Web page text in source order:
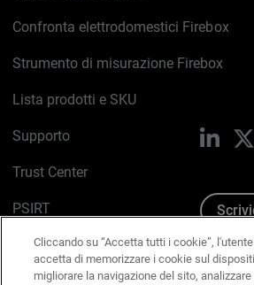
Confronta elettrodomestici Firebox
Strumento di misurazione Firebox
Lista prodotti e SKU
Supporto
Trust Center
PSIRT
Politica sui cookie
Informativa sulla privacy
Cliccando su “Accetta tutti i cookie”, l'utente
accetta di memorizzare i cookie sul
migliorare la navigazione del sito, analizzare